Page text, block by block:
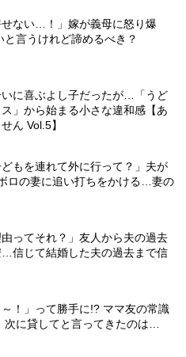
せない…！」嫁が義母に怒り爆
言うけれど諦めるべき？
に喜ぶよし子だったが…「うど
」から始まる小さな違和感【あ
ん Vol.5】
どもを連れて外に行って？」夫が
ロの妻に追い打ちをかける…妻の
由ってそれ？」友人から夫の過去
信じて結婚した夫の過去まで信
～！」って勝手に!? ママ友の常識
次に貸してと言ってきたのは…